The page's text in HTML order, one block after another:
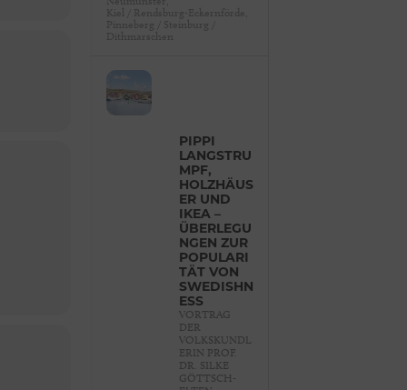
PIPPI
LANGSTRU
MPF,
HOLZHÄUS
ER UND
IKEA –
ÜBERLEGU
NGEN ZUR
POPULARI
TÄT VON
SWEDISHN
ESS
VORTRAG
DER
VOLKSKUNDL
ERIN PROF.
DR. SILKE
GÖTTSCH-